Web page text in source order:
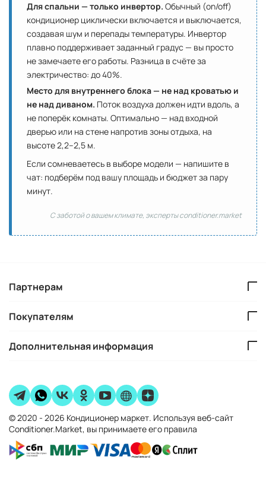
Для спальни — только инвертор. Обычный (on/off)
кондиционер циклически включается и выключается,
создавая шум и перепады температуры. Инвертор
плавно поддерживает заданный градус — вы просто
не замечаете его работы. Разница в счёте за
электричество: до 40%.
Место для внутреннего блока — не над кроватью и
не над диваном. Поток воздуха должен идти вдоль, а
не поперёк комнаты. Оптимально — над входной
дверью или на стене напротив зоны отдыха, на
высоте 2,2–2,5 м.
Если сомневаетесь в выборе модели — напишите в
чат: подберём под вашу площадь и бюджет за пару
минут.
С заботой о вашем климате, эксперты conditioner.market
Партнерам
Покупателям
Дополнительная информация
© 2020 - 2026 Кондиционер маркет. Используя веб-сайт
Conditioner.Market, вы принимаете его правила